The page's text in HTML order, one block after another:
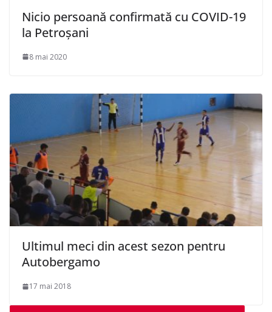
Nicio persoană confirmată cu COVID-19
la Petroșani
8 mai 2020
Ultimul meci din acest sezon pentru
Autobergamo
17 mai 2018